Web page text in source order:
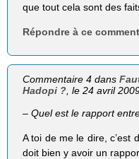
que tout cela sont des
Répondre à ce
Commentaire 4 dans
Hadopi ? , le 24 avril
– Quel est le rapport
A toi de me le dire, c’est
doit bien y avoir un